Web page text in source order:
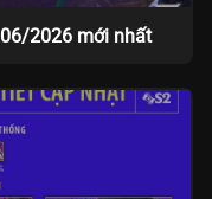
2026 mới nhất